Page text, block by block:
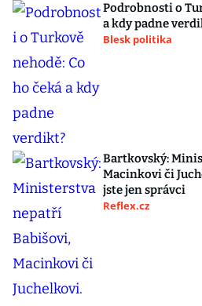
Podrobnosti o
a kdy padne
Blesk politika
Bartkovský:
Macinkovi či
jste jen správci
Reflex.cz